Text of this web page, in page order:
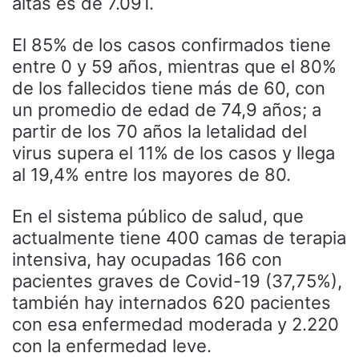
El 85% de los casos confirmados tiene
entre 0 y 59 años, mientras que el 80%
de los fallecidos tiene más de 60, con
un promedio de edad de 74,9 años; a
partir de los 70 años la letalidad del
virus supera el 11% de los casos y llega
al 19,4% entre los mayores de 80.
En el sistema público de salud, que
actualmente tiene 400 camas de terapia
intensiva, hay ocupadas 166 con
pacientes graves de Covid-19 (37,75%),
también hay internados 620 pacientes
con esa enfermedad moderada y 2.220
con la enfermedad leve.